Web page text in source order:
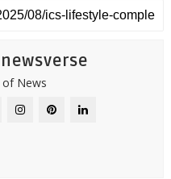
of News